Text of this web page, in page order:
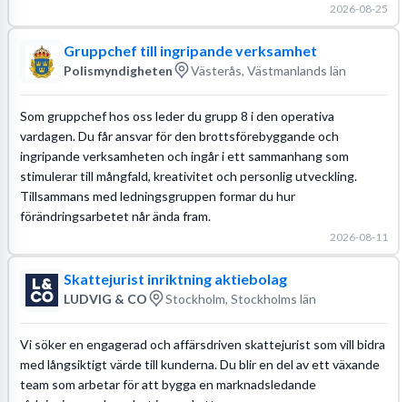
2026-08-25
Gruppchef till ingripande verksamhet
Polismyndigheten Västerås, Västmanlands län
Som gruppchef hos oss leder du grupp 8 i den operativa
vardagen. Du får ansvar för den brottsförebyggande och
ingripande verksamheten och ingår i ett sammanhang som
stimulerar till mångfald, kreativitet och personlig utveckling.
Tillsammans med ledningsgruppen formar du hur
förändringsarbetet når ända fram.
2026-08-11
Skattejurist inriktning aktiebolag
LUDVIG & CO Stockholm, Stockholms län
Vi söker en engagerad och affärsdriven skattejurist som vill bidra
med långsiktigt värde till kunderna. Du blir en del av ett växande
team som arbetar för att bygga en marknadsledande